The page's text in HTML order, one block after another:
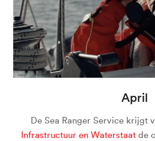
April
De Sea Ranger Service krijgt
Infrastructuur en Waterstaatde